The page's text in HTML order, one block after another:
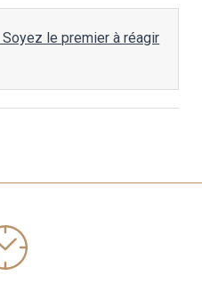
le premier à réagir